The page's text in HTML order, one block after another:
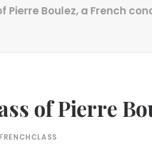
Pierre Boulez, a French
of Pierre